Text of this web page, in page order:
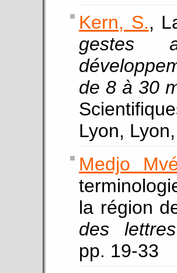
Kern, S.,
gestes
de 8 à 30
Lyon,
Medjo
la région
des
pp. 19-33